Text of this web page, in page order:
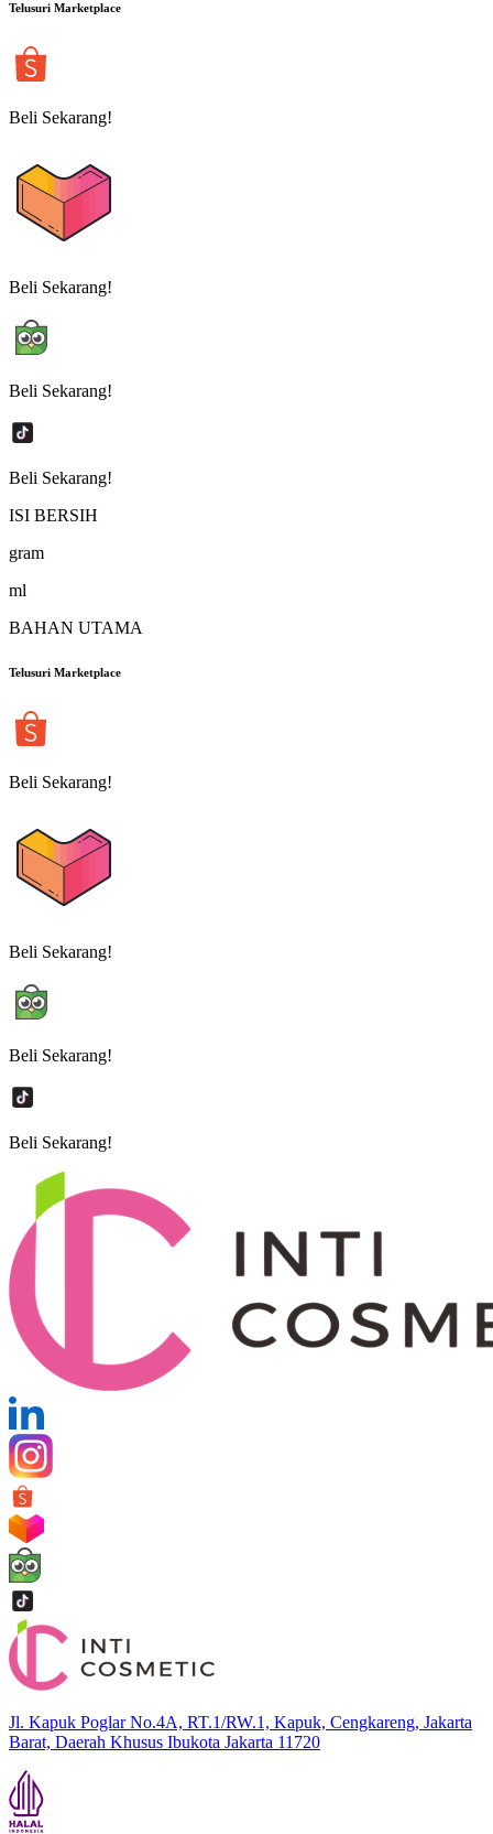
Telusuri Marketplace
Beli Sekarang!
Beli Sekarang!
Beli Sekarang!
Beli Sekarang!
ISI BERSIH
gram
ml
BAHAN UTAMA
Telusuri Marketplace
Beli Sekarang!
Beli Sekarang!
Beli Sekarang!
Beli Sekarang!
Jl. Kapuk Poglar No.4A, RT.1/RW.1, Kapuk, Cengkareng, Jakarta
Barat, Daerah Khusus Ibukota Jakarta 11720